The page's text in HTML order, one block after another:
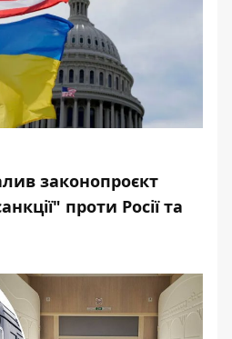
законопроєкт
проти Росії та